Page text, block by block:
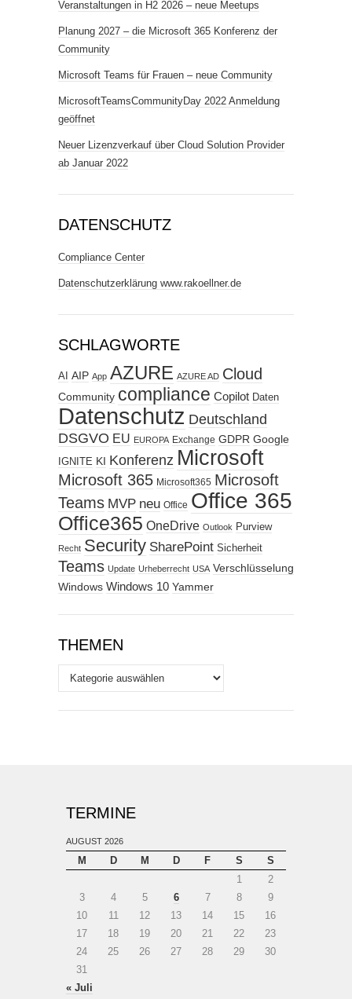
Veranstaltungen in H2 2026 – neue Meetups
Planung 2027 – die Microsoft 365 Konferenz der
Community
Microsoft Teams für Frauen – neue Community
MicrosoftTeamsCommunityDay 2022 Anmeldung
geöffnet
Neuer Lizenzverkauf über Cloud Solution Provider
ab Januar 2022
DATENSCHUTZ
Compliance Center
Datenschutzerklärung www.rakoellner.de
SCHLAGWORTE
AI AIP App AZURE AZURE AD Cloud
Community compliance Copilot Daten
Datenschutz Deutschland
DSGVO EU EUROPA Exchange GDPR Google
IGNITE KI Konferenz Microsoft
Microsoft 365 Microsoft365 Microsoft
Teams MVP neu Office Office 365
Office365 OneDrive Outlook Purview
Recht Security SharePoint Sicherheit
Teams Update Urheberrecht USA Verschlüsselung
Windows Windows 10 Yammer
THEMEN
Themen
TERMINE
AUGUST 2026
M D M D F S
S
1
2
3
4 5 6 7 8
9
10
11 12 13 14 15
16
17
18 19 20 21 22
23
24
25 26 27 28 29
30
31
« Juli